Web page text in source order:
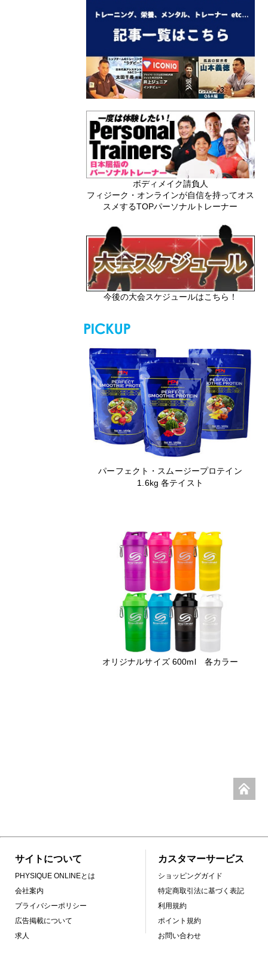
ボディメイク請負人
フィジーク・オンラインが自信を持ってオス
スメするTOPパーソナルトレーナー
今後の大会スケジュールはこちら！
パーフェクト・スムージープロテイン
1.6kg 各テイスト
オリジナルサイズ 600ml 各カラー
サイトについて
PHYSIQUE ONLINEとは
会社案内
プライバシーポリシー
広告掲載について
求人
カスタマーサービス
ショッピングガイド
特定商取引法に基づく表記
利用規約
ポイント規約
お問い合わせ